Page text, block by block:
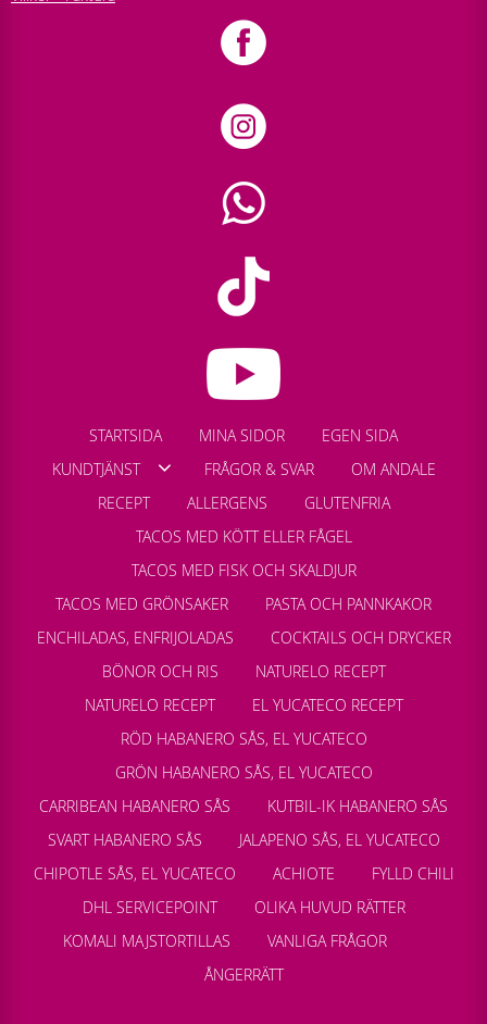
STARTSIDA MINA SIDOR
EGEN SIDA
KUNDTJÄNST
FRÅGOR & SVAR
OM ANDALE
RECEPT
ALLERGENS
GLUTENFRIA
TACOS MED KÖTT ELLER FÅGEL
TACOS MED FISK OCH SKALDJUR
TACOS MED GRÖNSAKER
PASTA OCH PANNKAKOR
ENCHILADAS, ENFRIJOLADAS
COCKTAILS OCH DRYCKER
BÖNOR OCH RIS
NATURELO RECEPT
NATURELO RECEPT
EL YUCATECO RECEPT
RÖD HABANERO SÅS, EL YUCATECO
GRÖN HABANERO SÅS, EL YUCATECO
CARRIBEAN HABANERO SÅS
KUTBIL-IK HABANERO SÅS
SVART HABANERO SÅS
JALAPENO SÅS, EL YUCATECO
CHIPOTLE SÅS, EL YUCATECO
ACHIOTE
FYLLD CHILI
DHL SERVICEPOINT
OLIKA HUVUD RÄTTER
KOMALI MAJSTORTILLAS
VANLIGA FRÅGOR
ÅNGERRÄTT